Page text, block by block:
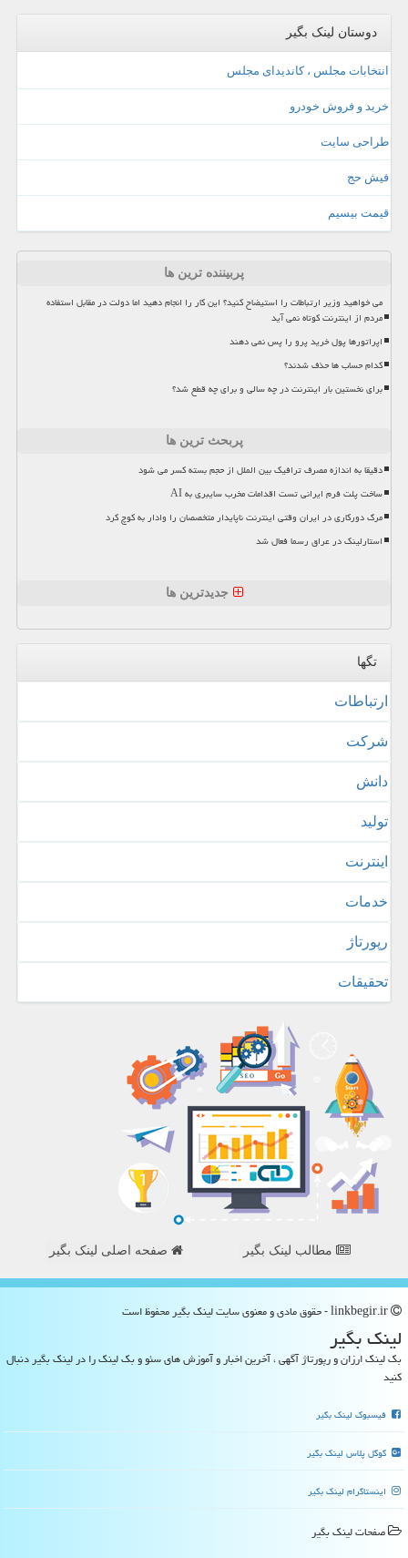
دوستان لینک بگیر
انتخابات مجلس ، کاندیدای مجلس
خرید و فروش خودرو
طراحی سایت
فیش حج
قیمت بیسیم
پربیننده ترین ها
می خواهید وزیر ارتباطات را استیضاح کنید؟ این کار را انجام دهید اما دولت در مقابل استفاده
مردم از اینترنت کوتاه نمی آید
اپراتورها پول خرید پرو را پس نمی دهند
کدام حساب ها حذف شدند؟
برای نخستین بار اینترنت در چه سالی و برای چه قطع شد؟
پربحث ترین ها
دقیقا به اندازه مصرف ترافیک بین الملل از حجم بسته کسر می شود
ساخت پلت فرم ایرانی تست اقدامات مخرب سایبری به AI
مرگ دورکاری در ایران وقتی اینترنت ناپایدار متخصصان را وادار به کوچ کرد
استارلینک در عراق رسما فعال شد
جدیدترین ها
تگها
ارتباطات
شركت
دانش
تولید
اینترنت
خدمات
رپورتاژ
تحقیقات
مطالب لینک بگیر صفحه اصلی لینک بگیر
لینك بگیر
بک لینک ارزان و رپورتاژ آگهی ، آخرین اخبار و آموزش های سئو و بک لینک را در لینک بگیر دنبال
کنید
فیسبوک لینک بگیر
گوگل پلاس لینک بگیر
اینستاگرام لینک بگیر
صفحات لینك بگیر